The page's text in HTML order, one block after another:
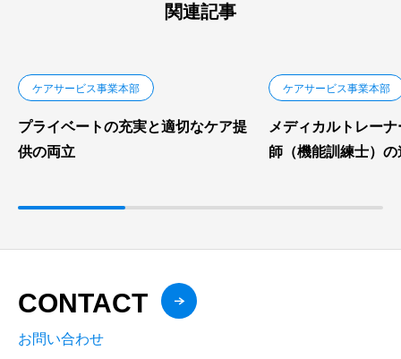
関連記事
ケアサービス事業本部
プライベートの充実と適切なケア提
供の両立
ケアサービス事業本部
メディカルトレー
師（機能訓練士）の
CONTACT
お問い合わせ